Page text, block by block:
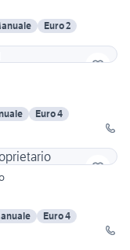
Euro 2
Euro 4
Euro 4